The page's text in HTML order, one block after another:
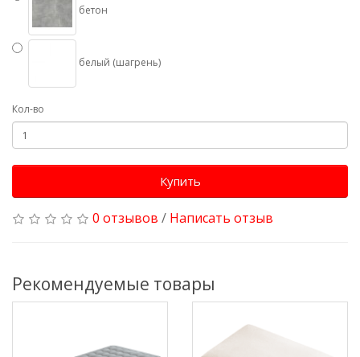
бетон
белый (шагрень)
Кол-во
Купить
0 отзывов / Написать отзыв
Рекомендуемые товары